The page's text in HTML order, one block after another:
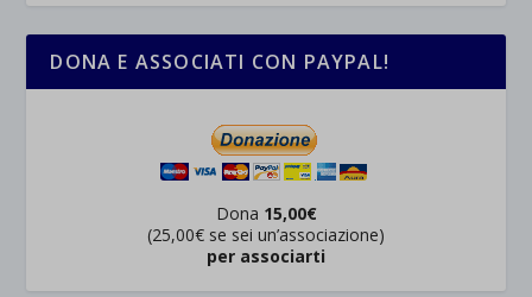
DONA E ASSOCIATI CON PAYPAL!
Dona 15,00€
(25,00€ se sei un’associazione)
per associarti